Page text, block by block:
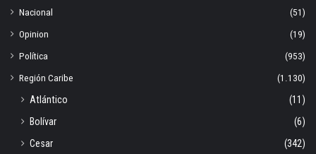
Nacional
(51)
Opinion
(19)
Política
(953)
Región Caribe
(1.130)
Atlántico
(11)
Bolívar
(6)
Cesar
(342)